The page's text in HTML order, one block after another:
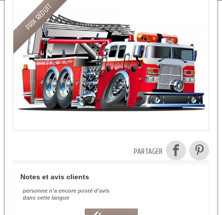
PRIX RÉDUIT
PARTAGER
Notes et avis clients
personne n'a encore posté d'avis
dans cette langue